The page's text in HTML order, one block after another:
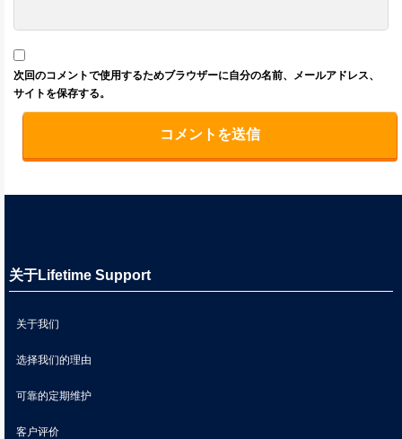
次回のコメントで使用するためブラウザーに自分の名前、メールアドレス、
サイトを保存する。
关于Lifetime Support
关于我们
选择我们的理由
可靠的定期维护
客户评价